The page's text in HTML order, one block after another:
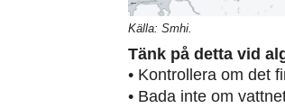
Källa: Smhi.
Tänk på detta vid
• Kontrollera om det
• Bada inte om